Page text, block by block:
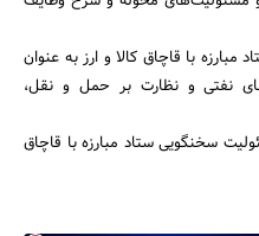
با قاچاق کالا و ارز به عنوان
نفتی و نظارت بر حمل و نقل،
سخنگویی ستاد مبارزه با قاچاق